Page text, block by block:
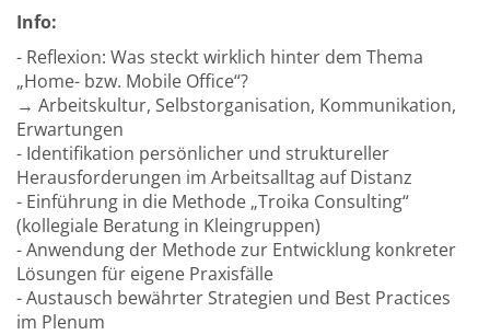
Info:
- Reflexion: Was steckt wirklich hinter dem Thema
„Home- bzw. Mobile Office“?
→ Arbeitskultur, Selbstorganisation, Kommunikation,
Erwartungen
- Identifikation persönlicher und struktureller
Herausforderungen im Arbeitsalltag auf Distanz
- Einführung in die Methode „Troika Consulting“
(kollegiale Beratung in Kleingruppen)
- Anwendung der Methode zur Entwicklung konkreter
Lösungen für eigene Praxisfälle
- Austausch bewährter Strategien und Best Practices
im Plenum